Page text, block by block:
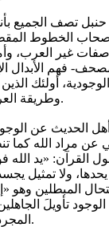
تصف الجميع
الخطوط
صفات غير العرب،
فهم الأبدال
أولئك الذين
وطريقة العربي في إدراك وجوده.
الحديث عن
عن مراد الله كما
القرآن: «يد الله
ولا تمثيل
المبطلين وهو
تأويلَ
المجرد بالظَّاهر المحسوس.